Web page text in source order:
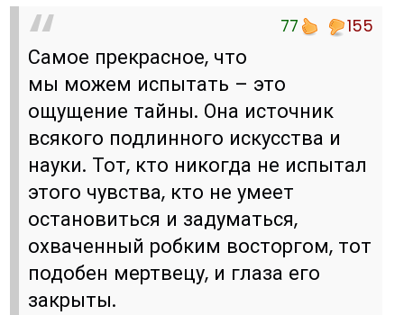
77 155
Самое прекрасное, что
мы можем испытать – это
ощущение тайны. Она источник
всякого подлинного искусства и
науки. Тот, кто никогда не испытал
этого чувства, кто не умеет
остановиться и задуматься,
охваченный робким восторгом, тот
подобен мертвецу, и глаза его
закрыты.